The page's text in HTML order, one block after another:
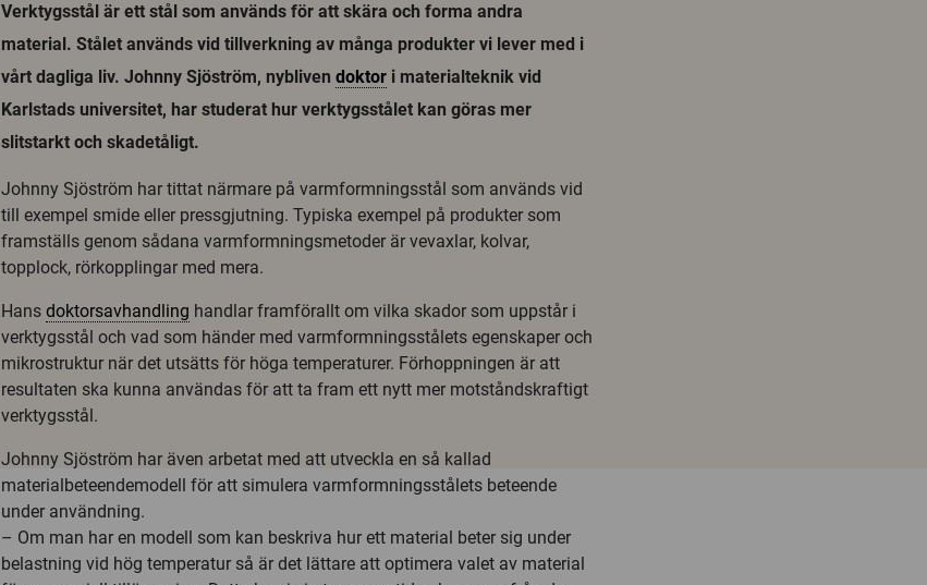
Verktygsstål är ett stål som används för att skära och forma andra
material. Stålet används vid tillverkning av många produkter vi lever med i
vårt dagliga liv. Johnny Sjöström, nybliven doktor i materialteknik vid
Karlstads universitet, har studerat hur verktygsstålet kan göras mer
slitstarkt och skadetåligt.
Johnny Sjöström har tittat närmare på varmformningsstål som används vid
till exempel smide eller pressgjutning. Typiska exempel på produkter som
framställs genom sådana varmformningsmetoder är vevaxlar, kolvar,
topplock, rörkopplingar med mera.
Hans doktorsavhandling handlar framförallt om vilka skador som uppstår i
verktygsstål och vad som händer med varmformningsstålets egenskaper och
mikrostruktur när det utsätts för höga temperaturer. Förhoppningen är att
resultaten ska kunna användas för att ta fram ett nytt mer motståndskraftigt
verktygsstål.
Johnny Sjöström har även arbetat med att utveckla en så kallad
materialbeteendemodell för att simulera varmformningsstålets beteende
under användning.
– Om man har en modell som kan beskriva hur ett material beter sig under
belastning vid hög temperatur så är det lättare att optimera valet av material